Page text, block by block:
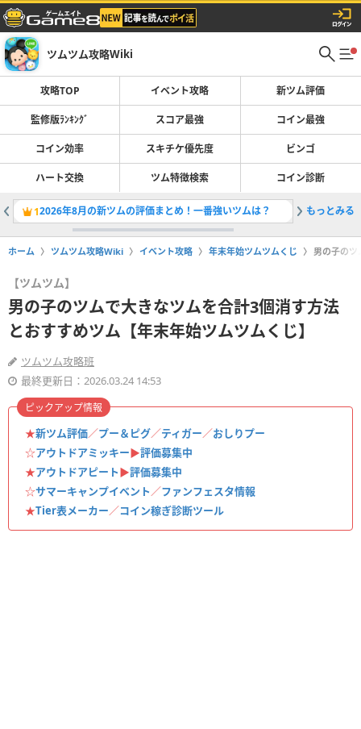
ツムツム攻略Wiki
攻略TOP イベント攻略 新ツム評価
監修版ﾗﾝｷﾝｸﾞ スコア最強 コイン最強
コイン効率 スキチケ優先度 ビンゴ
ハート交換 ツム特徴検索 コイン診断
12026年8月の新ツムの評価まとめ！一番強いツムは？ 2ツムツ
もっとみる
ホーム ツムツム攻略Wiki イベント攻略 年末年始ツムツムくじ 男の子のツ
【ツムツム】
男の子のツムで大きなツムを合計3個消す方法
とおすすめツム【年末年始ツムツムくじ】
ツムツム攻略班
最終更新日：2026.03.24 14:53
★新ツム評価／プー＆ピグ／ティガー／おしりプー
☆アウトドアミッキー▶︎評価募集中
★アウトドアピート▶︎評価募集中
☆サマーキャンプイベント／ファンフェスタ情報
★Tier表メーカー／コイン稼ぎ診断ツール
ピックアップ情報